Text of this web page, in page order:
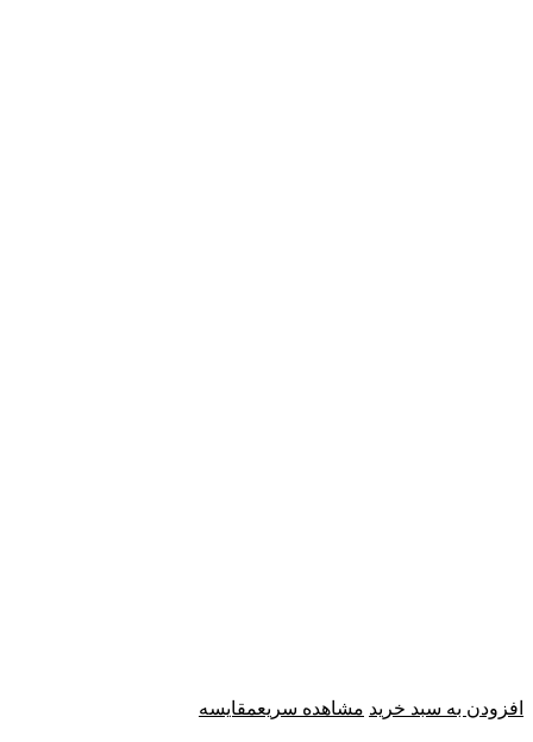
افزودن به سبد خرید مشاهده سریعمقایسه